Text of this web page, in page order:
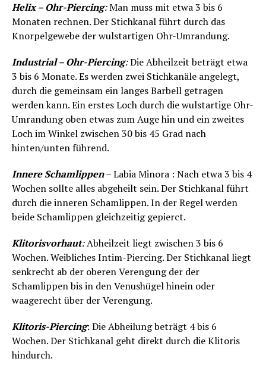
Helix – Ohr-Piercing:Man muss mit etwa 3 bis 6
Monaten rechnen. Der Stichkanal führt durch das
Knorpelgewebe der wulstartigen Ohr-Umrandung.
Industrial – Ohr-Piercing:Die Abheilzeit beträgt etwa
3 bis 6 Monate. Es werden zwei Stichkanäle angelegt,
durch die gemeinsam ein langes Barbell getragen
werden kann. Ein erstes Loch durch die wulstartige Ohr-
Umrandung oben etwas zum Auge hin und ein zweites
Loch im Winkel zwischen 30 bis 45 Grad nach
hinten/unten führend.
Innere Schamlippen– Labia Minora : Nach etwa 3 bis 4
Wochen sollte alles abgeheilt sein. Der Stichkanal führt
durch die inneren Schamlippen. In der Regel werden
beide Schamlippen gleichzeitig gepierct.
Klitorisvorhaut:Abheilzeit liegt zwischen 3 bis 6
Wochen. Weibliches Intim-Piercing. Der Stichkanal liegt
senkrecht ab der oberen Verengung der der
Schamlippen bis in den Venushügel hinein oder
waagerecht über der Verengung.
Klitoris-Piercing: Die Abheilung beträgt 4 bis 6
Wochen. Der Stichkanal geht direkt durch die Klitoris
hindurch.